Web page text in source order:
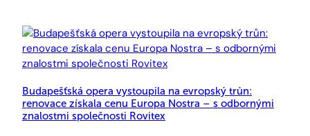
Budapešťská opera vystoupila na evropský trůn:
renovace získala cenu Europa Nostra – s odbornými
znalostmi společnosti Rovitex